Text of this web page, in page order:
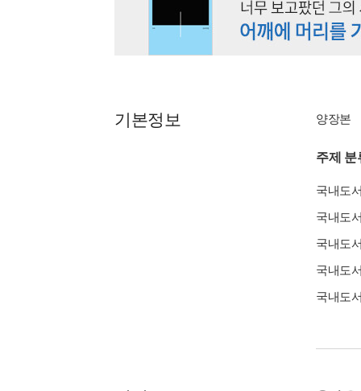
기본정보 양장본
주제 분
국내도
국내도
국내도
국내도
국내도